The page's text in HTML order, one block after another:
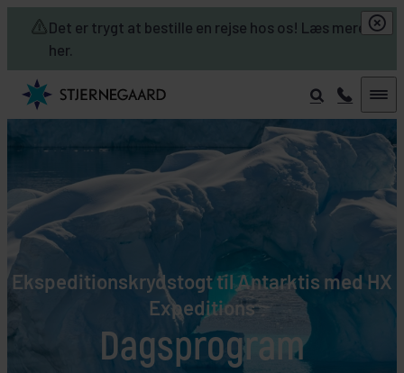
Det er trygt at bestille en rejse hos os! Læs mere
her.
Skip to main content
Ekspeditionskrydstogt til Antarktis med HX
Expeditions
Dagsprogram